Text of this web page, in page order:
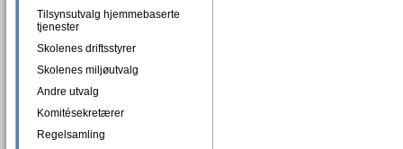
Tilsynsutvalg hjemmebaserte
tjenester
Skolenes driftsstyrer
Skolenes miljøutvalg
Andre utvalg
Komitésekretærer
Regelsamling